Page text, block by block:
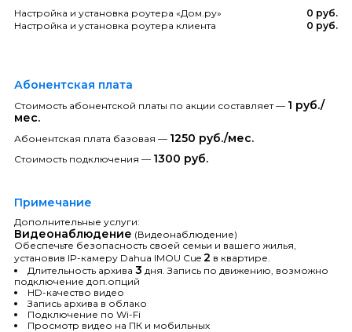
Настройка и установка роутера «Дом.ру»
0 руб.
Настройка и установка роутера клиента
0 руб.
Абонентская плата
Стоимость абонентской платы по акции составляет — 1 руб./
мес.
Абонентская плата базовая — 1250 руб./мес.
Стоимость подключения — 1300 руб.
Примечание
Дополнительные услуги:
Видеонаблюдение (Видеонаблюдение)
Обеспечьте безопасность своей семьи и вашего жилья,
установив IP-камеру Dahua IMOU Cue 2 в квартире.
Длительность архива 3 дня. Запись по движению, возможно
подключение доп.опций
HD-качество видео
Запись архива в облако
Подключение по Wi-Fi
Просмотр видео на ПК и мобильных